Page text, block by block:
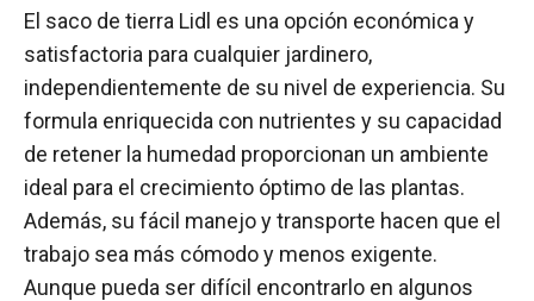
El saco de tierra Lidl es una opción económica y
satisfactoria para cualquier jardinero,
independientemente de su nivel de experiencia. Su
formula enriquecida con nutrientes y su capacidad
de retener la humedad proporcionan un ambiente
ideal para el crecimiento óptimo de las plantas.
Además, su fácil manejo y transporte hacen que el
trabajo sea más cómodo y menos exigente.
Aunque pueda ser difícil encontrarlo en algunos